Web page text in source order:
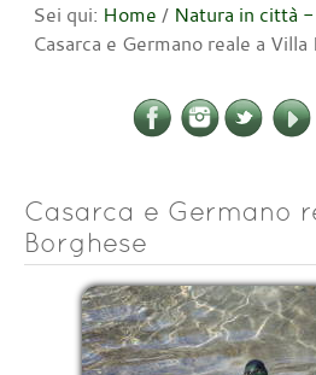
Sei qui: Home / Natura in città
Casarca e Germano reale a Villa
Casarca e Germano
Borghese